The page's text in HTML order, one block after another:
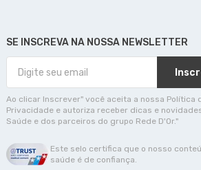
SE INSCREVA NA NOSSA NEWSLETTER
Ao clicar Inscrever" você aceita a nossa Política
Privacidade e autoriza receber dicas e
Saúde e dos parceiros do grupo Rede D'Or."
Este selo certifica que o nosso
saúde é de confiança.